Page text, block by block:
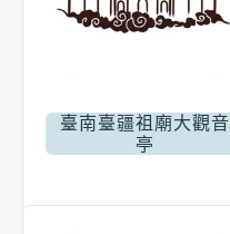
臺南臺疆祖廟大觀音
亭